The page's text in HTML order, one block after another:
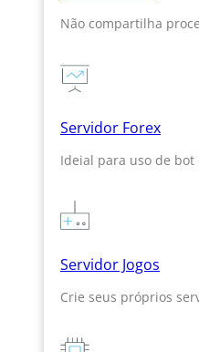
Não compartilha
Servidor Forex
Ideial para uso de bot
Servidor Jogos
Crie seus próprios